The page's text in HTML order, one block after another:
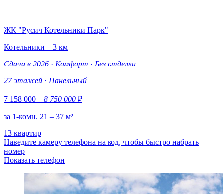
ЖК "Русич Котельники Парк"
Котельники – 3 км
Сдача в 2026 · Комфорт · Без отделки
27 этажей · Панельный
7 158 000 – 8 750 000 ₽
за 1-комн. 21 – 37 м²
13 квартир
Наведите камеру телефона на код, чтобы быстро набрать
номер
Показать телефон